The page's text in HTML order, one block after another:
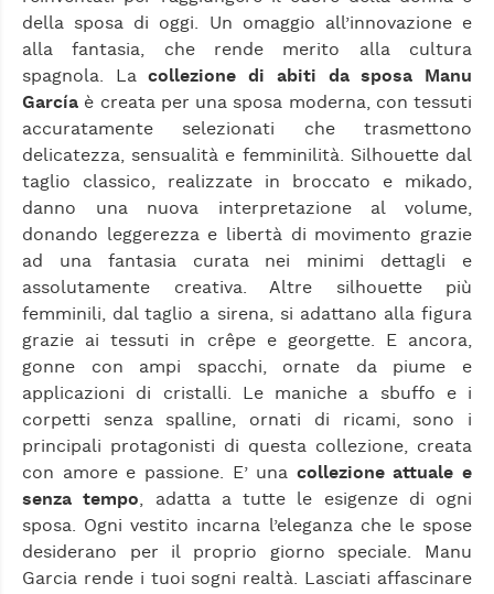
della sposa di oggi. Un omaggio all’innovazione e
alla fantasia, che rende merito alla cultura
spagnola. Lacollezione di abiti da sposa Manu
García è creata per una sposa moderna, con tessuti
accuratamente selezionati che trasmettono
delicatezza, sensualità e femminilità. Silhouette dal
taglio classico, realizzate in broccato e mikado,
danno una nuova interpretazione al volume,
donando leggerezza e libertà di movimento grazie
ad una fantasia curata nei minimi dettagli e
assolutamente creativa. Altre silhouette più
femminili, dal taglio a sirena, si adattano alla figura
grazie ai tessuti in crêpe e georgette. E ancora,
gonne con ampi spacchi, ornate da piume e
applicazioni di cristalli. Le maniche a sbuffo e i
corpetti senza spalline, ornati di ricami, sono i
principali protagonisti di questa collezione, creata
con amore e passione. E’ una collezione attuale e
senza tempo , adatta a tutte le esigenze di ogni
sposa. Ogni vestito incarna l’eleganza che le spose
desiderano per il proprio giorno speciale. Manu
Garcia rende i tuoi sogni realtà. Lasciati affascinare